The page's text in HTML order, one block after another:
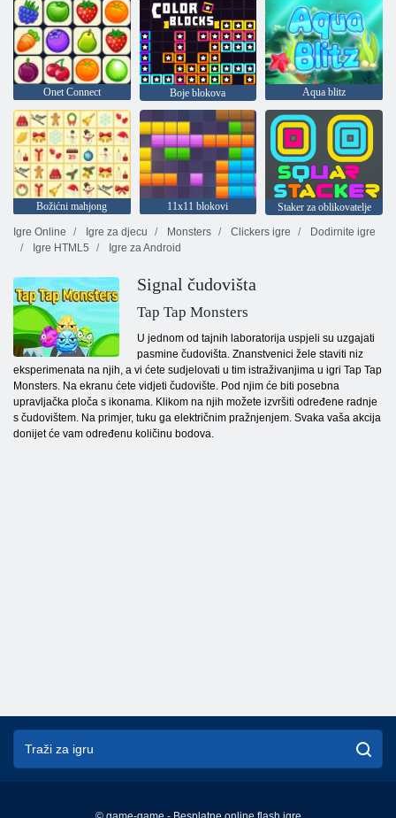
Onet Connect Boje blokova Aqua blitz
Božićni mahjong 11x11 blokovi
Staker za oblikovatelje
Igre Online
Igre za djecu Monsters Clickers igre
Dodirnite igre
Igre HTML5
Igre za Android
Signal čudovišta
Tap Tap Monsters
U jednom od tajnih laboratorija uspjeli su uzgajati
pasmine čudovišta. Znanstvenici žele staviti niz
eksperimenata na njih, a vi ćete sudjelovati u tim istraživanjima u igri Tap Tap
Monsters. Na ekranu ćete vidjeti čudovište. Pod njim će biti posebna
upravljačka ploča s ikonama. Klikom na njih možete izvršiti određene radnje
s čudovištem. Na primjer, tuku ga električnim pražnjenjem. Svaka vaša akcija
donijet će vam određenu količinu bodova.